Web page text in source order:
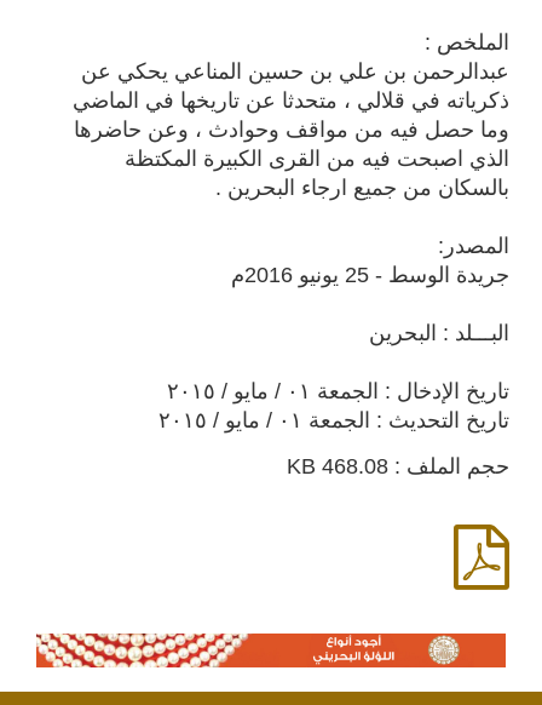
الملخص :
عبدالرحمن بن علي بن حسين المناعي يحكي عن
ذكرياته في قلالي ، متحدثا عن تاريخها في الماضي
وما حصل فيه من مواقف وحوادث ، وعن حاضرها
الذي اصبحت فيه من القرى الكبيرة المكتظة
بالسكان من جميع ارجاء البحرين .
المصدر:
جريدة الوسط - 25 يونيو 2016م
البـــلد : البحرين
تاريخ الإدخال : الجمعة ٠١ / مايو / ٢٠١٥
تاريخ التحديث : الجمعة ٠١ / مايو / ٢٠١٥
حجم الملف : 468.08 KB